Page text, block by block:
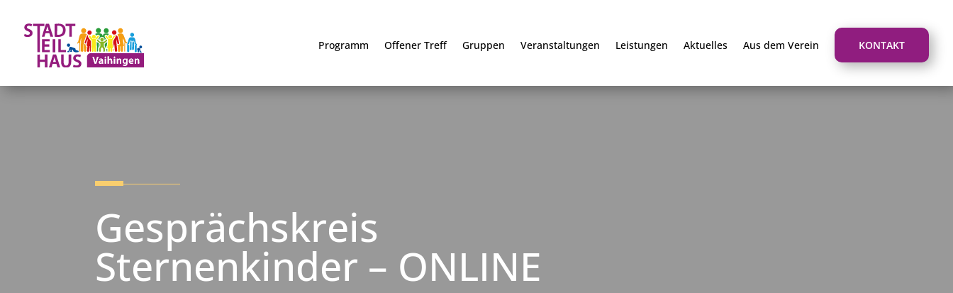
Programm Offener Treff Gruppen Veranstaltungen Leistungen Aktuelles Aus dem Verein KONTAKT
Gesprächskreis
Sternenkinder – ONLINE